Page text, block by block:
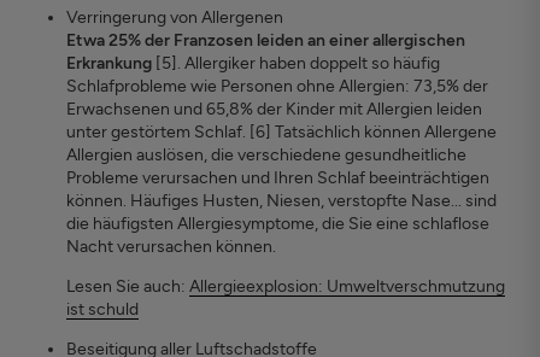
Verringerung von Allergenen
Etwa 25% der Franzosen leiden an einer allergischen
Erkrankung [5]. Allergiker haben doppelt so häufig
Schlafprobleme wie Personen ohne Allergien: 73,5% der
Erwachsenen und 65,8% der Kinder mit Allergien leiden
unter gestörtem Schlaf. [6] Tatsächlich können Allergene
Allergien auslösen, die verschiedene gesundheitliche
Probleme verursachen und Ihren Schlaf beeinträchtigen
können. Häufiges Husten, Niesen, verstopfte Nase... sind
die häufigsten Allergiesymptome, die Sie eine schlaflose
Nacht verursachen können.
Lesen Sie auch: Allergieexplosion: Umweltverschmutzung
ist schuld
Beseitigung aller Luftschadstoffe